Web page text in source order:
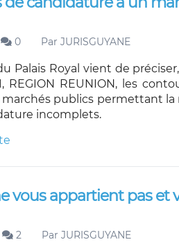
0 Par JURISGUYANE
Palais Royal vient de
REGION REUNION, les
publics permettant la
incomplets.
vous appartient pas et
2 Par JURISGUYANE